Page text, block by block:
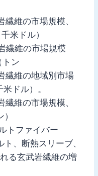
維の市場規模、
米ドル）
繊維の市場規模
トン
繊維の地域別市場
ドル）。
維の市場規模、
トファイバー
、断熱スリーブ、
る玄武岩繊維の増